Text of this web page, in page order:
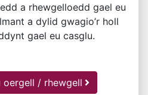
a rhewgelloedd gael eu
a dylid gwagio’r holl
gael eu casglu.
oergell / rhewgell